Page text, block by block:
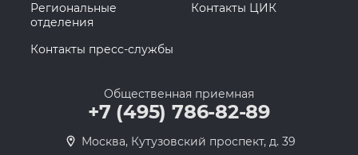
Региональные
отделения
Контакты ЦИК
Контакты пресс-службы
Общественная приемная
+7 (495) 786-82-89
Москва, Кутузовский проспект, д. 39